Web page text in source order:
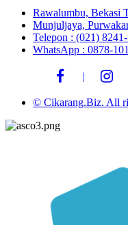
Rawalumbu, Bekasi
Munjuljaya,
Telepon : (021)
WhatsApp : 0878-
© Cikarang.Biz. All